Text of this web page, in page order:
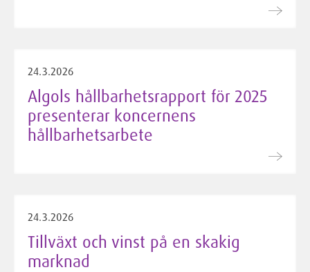
24.3.2026
Algols hållbarhetsrapport för 2025
presenterar koncernens
hållbarhetsarbete
24.3.2026
Tillväxt och vinst på en skakig
marknad